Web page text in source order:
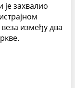
је захвалио
између два